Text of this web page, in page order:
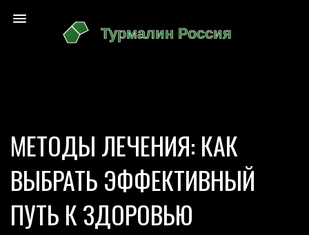
МЕТОДЫ ЛЕЧЕНИЯ: КАК
ВЫБРАТЬ ЭФФЕКТИВНЫЙ
ПУТЬ К ЗДОРОВЬЮ